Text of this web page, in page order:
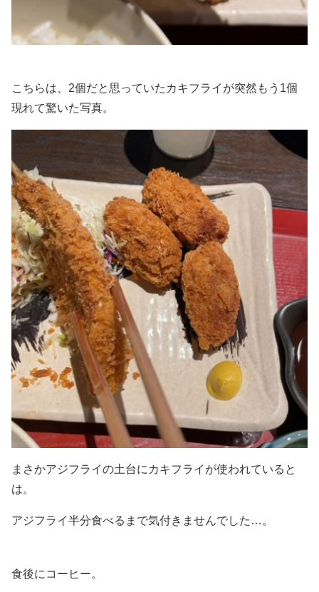
こちらは、2個だと思っていたカキフライが突然もう1個
現れて驚いた写真。
まさかアジフライの土台にカキフライが使われていると
は。
アジフライ半分食べるまで気付きませんでした…。
食後にコーヒー。